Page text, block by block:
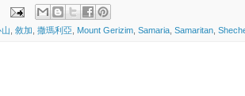
敘加 撒瑪利亞 Mount Gerizim Samaria Samaritan